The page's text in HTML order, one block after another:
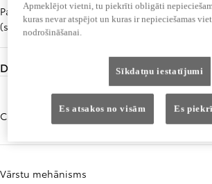
Paātrinājums no 0 līdz 100 km/h
(sekundes)
Dzinējs
Cilindru skaits
Vārstu mehānisms
Apmeklējot vietni, tu piekrīti obligāti
kuras nevar atspējot un kuras ir nepieciešamas
nodrošināšanai.
Sīkdatņu iestatījumi
Es atsakos no visām Es